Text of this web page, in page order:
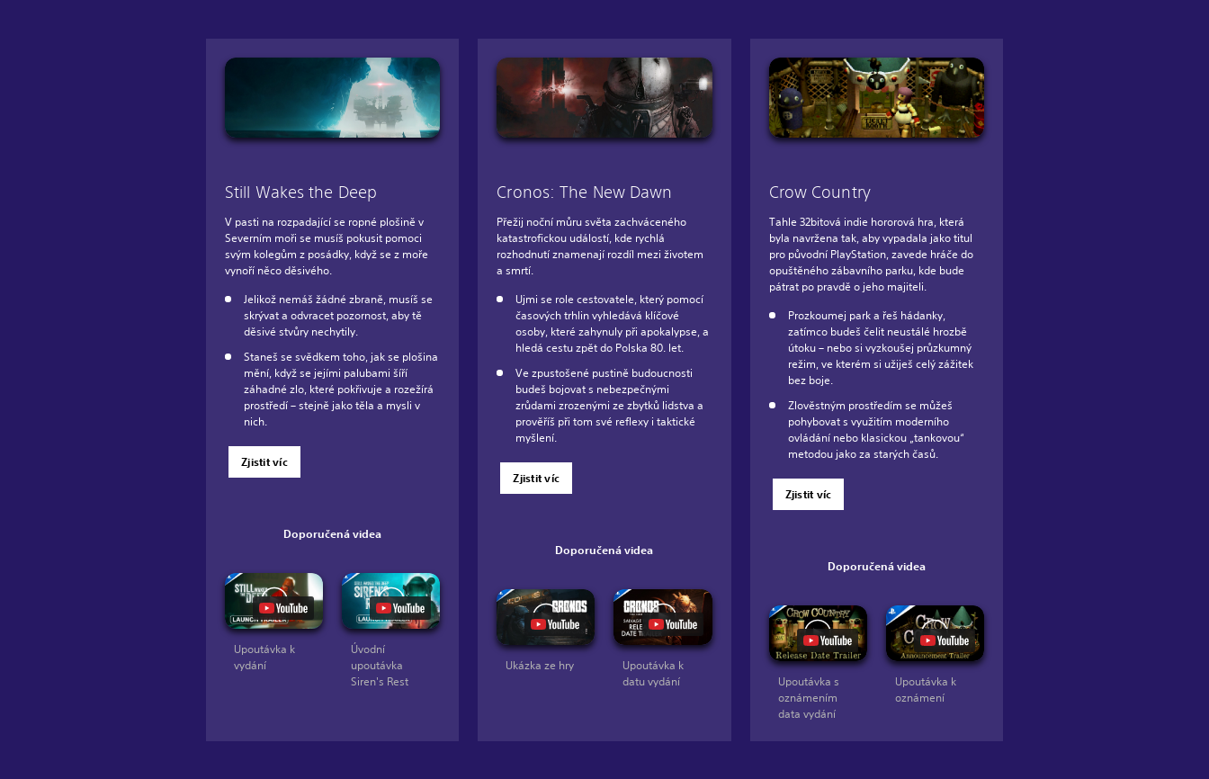
Still Wakes the Deep
V pasti na rozpadající se ropné plošině v
Severním moři se musíš pokusit pomoci
svým kolegům z posádky, když se z moře
vynoří něco děsivého.
Jelikož nemáš žádné zbraně, musíš se
skrývat a odvracet pozornost, aby tě
děsivé stvůry nechytily.
Staneš se svědkem toho, jak se plošina
mění, když se jejími palubami šíří
záhadné zlo, které pokřivuje a rozežírá
prostředí – stejně jako těla a mysli v
nich.
Zjistit víc
Doporučená videa
Upoutávka k
vydání
Úvodní
upoutávka
Siren's Rest
Cronos: The New Dawn
Přežij noční můru světa zachváceného
katastrofickou událostí, kde rychlá
rozhodnutí znamenají rozdíl mezi životem
a smrtí.
Ujmi se role cestovatele, který pomocí
časových trhlin vyhledává klíčové
osoby, které zahynuly při apokalypse, a
hledá cestu zpět do Polska 80. let.
Ve zpustošené pustině budoucnosti
budeš bojovat s nebezpečnými
zrůdami zrozenými ze zbytků lidstva a
prověříš při tom své reflexy i taktické
myšlení.
Zjistit víc
Doporučená videa
Ukázka ze hry
Upoutávka k
datu vydání
Crow Country
Tahle 32bitová indie hororová hra, která
byla navržena tak, aby vypadala jako titul
pro původní PlayStation, zavede hráče do
opuštěného zábavního parku, kde bude
pátrat po pravdě o jeho majiteli.
Prozkoumej park a řeš hádanky,
zatímco budeš čelit neustálé hrozbě
útoku – nebo si vyzkoušej průzkumný
režim, ve kterém si užiješ celý zážitek
bez boje.
Zlověstným prostředím se můžeš
pohybovat s využitím moderního
ovládání nebo klasickou „tankovou“
metodou jako za starých časů.
Zjistit víc
Doporučená videa
Upoutávka s
oznámením
data vydání
Upoutávka k
oznámení